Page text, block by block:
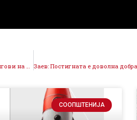
СДСМ за граѓаните: Над 10 милиони евра долгови на илјадници семејства ќе бидат отпишани со новиот Закон за отпис на долгови!
СООПШТЕНИЈА